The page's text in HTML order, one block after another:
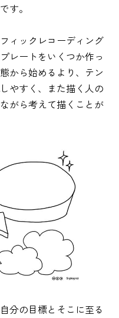
す。
ィックレコーディング
レートをいくつか作っ
から始めるより、テン
やすく、また描く人の
がら考えて描くことが
分の目標とそこに至る